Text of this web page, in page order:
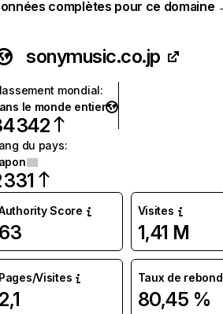
complètes pour ce domaine
sonymusic.co.jp
mondial:
le monde entier
342
du pays:
331
Score
63
Visites
1,41 M
Pages/Visites
2,1
Taux de rebond
80,45 %